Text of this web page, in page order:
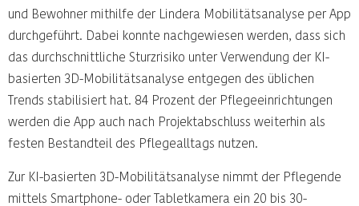
und Bewohner mithilfe der Lindera Mobilitätsanalyse per App
durchgeführt. Dabei konnte nachgewiesen werden, dass sich
das durchschnittliche Sturzrisiko unter Verwendung der KI-
basierten 3D-Mobilitätsanalyse entgegen des üblichen
Trends stabilisiert hat. 84 Prozent der Pflegeeinrichtungen
werden die App auch nach Projektabschluss weiterhin als
festen Bestandteil des Pflegealltags nutzen.
Zur KI-basierten 3D-Mobilitätsanalyse nimmt der Pflegende
mittels Smartphone- oder Tabletkamera ein 20 bis 30-